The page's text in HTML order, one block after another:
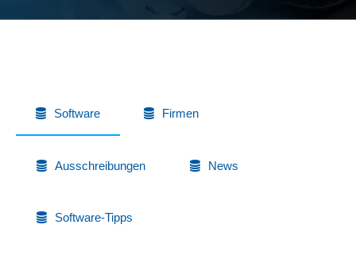
Software Firmen
Ausschreibungen News
Software-Tipps